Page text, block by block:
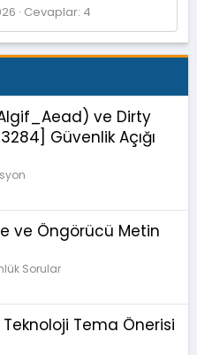
Cevaplar: 4
ve Dirty
Güvenlik Açığı
ve Öngörücü Metin
Sorular
Tema Önerisi